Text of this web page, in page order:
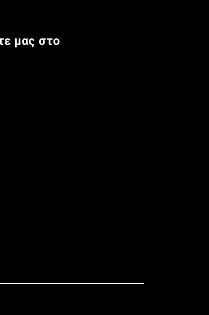
μας στο